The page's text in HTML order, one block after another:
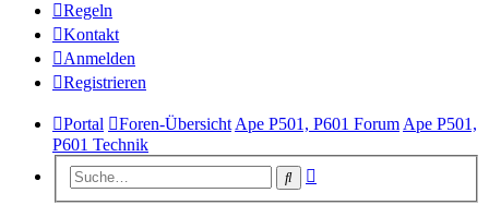
Regeln
Kontakt
Anmelden
Registrieren
Portal Foren-Übersicht Ape P501, P601 Forum Ape P501,
P601 Technik
Suche